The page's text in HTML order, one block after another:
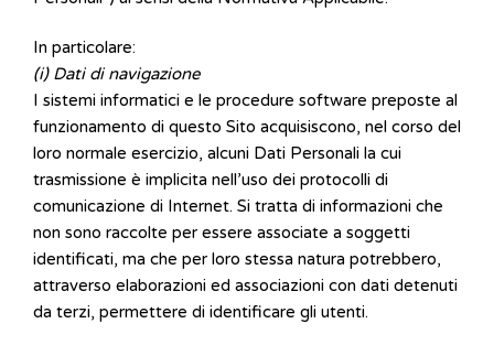
In particolare:
(i) Dati di navigazione
I sistemi informatici e le procedure software preposte al
funzionamento di questo Sito acquisiscono, nel corso del
loro normale esercizio, alcuni Dati Personali la cui
trasmissione è implicita nell’uso dei protocolli di
comunicazione di Internet. Si tratta di informazioni che
non sono raccolte per essere associate a soggetti
identificati, ma che per loro stessa natura potrebbero,
attraverso elaborazioni ed associazioni con dati detenuti
da terzi, permettere di identificare gli utenti.